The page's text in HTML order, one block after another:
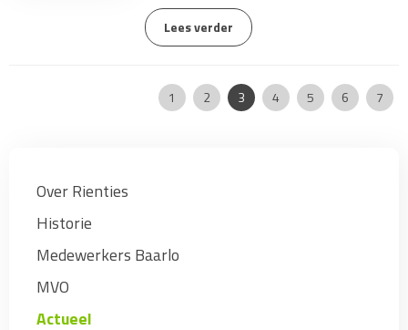
Lees verder
1 2 3 4 5 6 7
Over Rienties
Historie
Medewerkers Baarlo
MVO
Actueel